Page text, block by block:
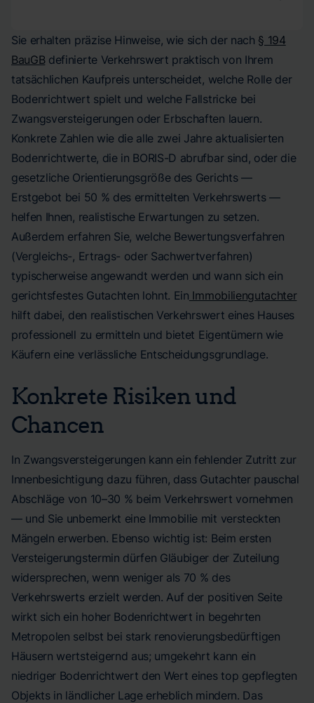
Sie erhalten präzise Hinweise, wie sich der nach § 194
BauGBdefinierte Verkehrswert praktisch von Ihrem
tatsächlichen Kaufpreis unterscheidet, welche Rolle der
Bodenrichtwert spielt und welche Fallstricke bei
Zwangsversteigerungen oder Erbschaften lauern.
Konkrete Zahlen wie die alle zwei Jahre aktualisierten
Bodenrichtwerte, die in BORIS-D abrufbar sind, oder die
gesetzliche Orientierungsgröße des Gerichts —
Erstgebot bei 50 % des ermittelten Verkehrswerts —
helfen Ihnen, realistische Erwartungen zu setzen.
Außerdem erfahren Sie, welche Bewertungsverfahren
(Vergleichs-, Ertrags- oder Sachwertverfahren)
typischerweise angewandt werden und wann sich ein
gerichtsfestes Gutachten lohnt. Ein Immobiliengutachter
hilft dabei, den realistischen Verkehrswert eines Hauses
professionell zu ermitteln und bietet Eigentümern wie
Käufern eine verlässliche Entscheidungsgrundlage.
Konkrete Risiken und
Chancen
In Zwangsversteigerungen kann ein fehlender Zutritt zur
Innenbesichtigung dazu führen, dass Gutachter pauschal
Abschläge von 10–30 % beim Verkehrswert vornehmen
— und Sie unbemerkt eine Immobilie mit versteckten
Mängeln erwerben. Ebenso wichtig ist: Beim ersten
Versteigerungstermin dürfen Gläubiger der Zuteilung
widersprechen, wenn weniger als 70 % des
Verkehrswerts erzielt werden. Auf der positiven Seite
wirkt sich ein hoher Bodenrichtwert in begehrten
Metropolen selbst bei stark renovierungsbedürftigen
Häusern wertsteigernd aus; umgekehrt kann ein
niedriger Bodenrichtwert den Wert eines top gepflegten
Objekts in ländlicher Lage erheblich mindern. Das